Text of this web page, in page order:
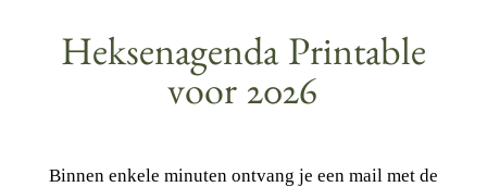
Heksenagenda Printable
voor 2026
Binnen enkele minuten ontvang je een mail met de